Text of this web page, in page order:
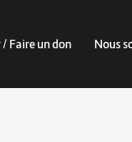
Faire un don Nous